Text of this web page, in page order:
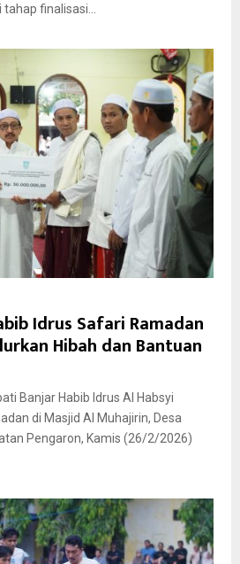
finalisasi...
Idrus Safari Ramadan
Hibah dan Bantuan
Banjar Habib Idrus Al Habsyi
di Masjid Al Muhajirin, Desa
Pengaron, Kamis (26/2/2026)